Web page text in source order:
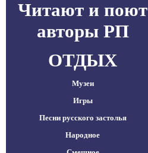
Читают и поют
авторы РП
ОТДЫХ
Музеи
Игры
Песни русского застолья
Народное